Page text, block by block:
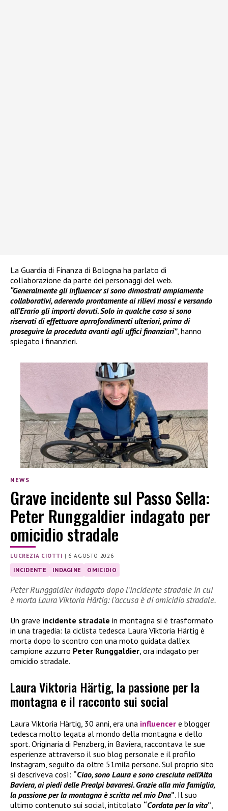
La Guardia di Finanza di Bologna ha parlato di
collaborazione da parte dei personaggi del web.
“Generalmente gli influencer si sono dimostrati ampiamente
collaborativi, aderendo prontamente ai rilievi mossi e versando
all’Erario gli importi dovuti. Solo in qualche caso si sono
riservati di effettuare aprrofondimenti ulteriori, prima di
proseguire la proceduta avanti agli uffici finanziari”, hanno
spiegato i finanzieri.
NEWS
Grave incidente sul Passo Sella:
Peter Runggaldier indagato per
omicidio stradale
LUCREZIA CIOTTI | 6 AGOSTO 2026
INCIDENTE INDAGINE OMICIDIO
Peter Runggaldier indagato dopo l’incidente stradale in cui
è morta Laura Viktoria Härtig: l’accusa è di omicidio stradale.
Un grave incidente stradale in montagna si è trasformato
in una tragedia: la ciclista tedesca Laura Viktoria Härtig è
morta dopo lo scontro con una moto guidata dall’ex
campione azzurro Peter Runggaldier, ora indagato per
omicidio stradale.
Laura Viktoria Härtig, la passione per la
montagna e il racconto sui social
Laura Viktoria Härtig, 30 anni, era una influencer e blogger
tedesca molto legata al mondo della montagna e dello
sport. Originaria di Penzberg, in Baviera, raccontava le sue
esperienze attraverso il suo blog personale e il profilo
Instagram, seguito da oltre 51mila persone. Sul proprio sito
si descriveva così: “Ciao, sono Laura e sono cresciuta nell’Alta
Baviera, ai piedi delle Prealpi bavaresi. Grazie alla mia famiglia,
la passione per la montagna è scritta nel mio Dna”. Il suo
ultimo contenuto sui social, intitolato “Cordata per la vita”